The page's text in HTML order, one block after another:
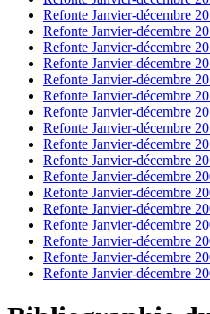
Refonte Janvier-décembre
Refonte Janvier-décembre
Refonte Janvier-décembre
Refonte Janvier-décembre
Refonte Janvier-décembre
Refonte Janvier-décembre
Refonte Janvier-décembre
Refonte Janvier-décembre
Refonte Janvier-décembre
Refonte Janvier-décembre
Refonte Janvier-décembre
Refonte Janvier-décembre
Refonte Janvier-décembre
Refonte Janvier-décembre
Refonte Janvier-décembre
Refonte Janvier-décembre
Refonte Janvier-décembre